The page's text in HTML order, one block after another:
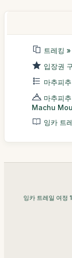
트레킹
입장권
마추피
마추피
Machu
잉카 트
잉카 트레일 여정